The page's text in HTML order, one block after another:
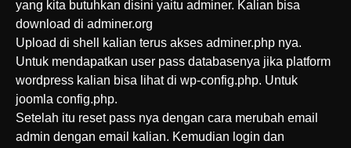
yang kita butuhkan disini yaitu adminer. Kalian bisa
download di adminer.org
Upload di shell kalian terus akses adminer.php nya.
Untuk mendapatkan user pass databasenya jika platform
wordpress kalian bisa lihat di wp-config.php. Untuk
joomla config.php.
Setelah itu reset pass nya dengan cara merubah email
admin dengan email kalian. Kemudian login dan